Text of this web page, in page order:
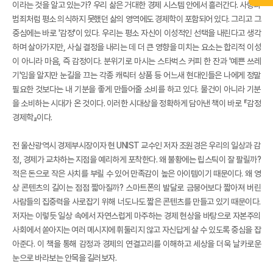
이라는 것을 알고 있는가? 우리 삶은 거대한 경제 시스템 안에서 흘러간다. 사랑과
범죄처럼 평소 의식하지 못했던 삶의 영역에도 경제학이 포함되어 있다. 그리고 그
중심에는 바로 '감정'이 있다. 우리는 평소 자신이 이성적인 선택을 내린다고 생각
하며 살아가지만, 사실 결정을 내리는 데 더 큰 영향을 미치는 요소는 합리적 이성
이 아니라 마음, 즉 감정이다. 분위기로 마시는 스타벅스 커피 한 잔과 '예쁜 쓰레
기'임을 알지만 눈길을 끄는 각종 캐릭터 상품 등 어느새 현대인들은 나에게 정말
필요한 것보다는 내 기분을 좋게 만들어줄 소비를 하고 있다. 물건이 아니라 기분
을 소비하는 시대가 온 것이다. 이러한 시대상을 정확하게 담아낸 책이 바로 『감정
경제학』이다.
전 울산광역시 경제부시장이자 현 UNIST 교수인 저자 조원경은 우리의 일상과 감
정, 경제가 교차하는 지점을 예리하게 포착한다. 왜 불황에는 립스틱이 잘 팔릴까?
적은 돈으로 작은 사치를 부릴 수 있어 만족감이 높은 아이템이기 때문이다. 왜 영
상 콘텐츠의 길이는 점점 짧아질까? 스마트폰의 발달로 금붕어보다 짧아져 버린
사람들의 집중력을 사로잡기 위해 너도나도 짧은 콘텐츠를 만들고 있기 때문이다.
저자는 이렇듯 일상 속에서 자연스럽게 마주하는 경제 현상을 바탕으로 자본주의
사회에서 쏟아지는 여러 메시지에 휘둘리지 않고 자신답게 살 수 있도록 중심을 잡
아준다. 이 책을 통해 감정과 경제의 연결고리를 이해하고 세상을 더욱 날카로운
눈으로 바라보는 안목을 길러보자.